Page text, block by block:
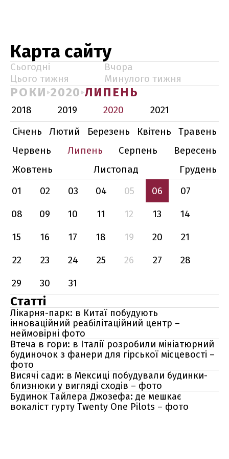
Карта сайту
Сьогодні
Вчора
Цього тижня
Минулого тижня
РОКИ 2020 ЛИПЕНЬ
2018 2019 2020
2021
Січень
Лютий Березень Квітень
Травень
Червень
Липень Серпень
Вересень
Жовтень
Листопад
Грудень
01
02 03 04 05 06
07
08
09 10 11 12 13
14
15
16 17 18 19 20
21
22
23 24 25 26 27
28
29
30 31
Статті
Лікарня-парк: в Китаї побудують
інноваційний реабілітаційний центр –
неймовірні фото
Втеча в гори: в Італії розробили мініатюрний
будиночок з фанери для гірської місцевості –
фото
Висячі сади: в Мексиці побудували будинки-
близнюки у вигляді сходів – фото
Будинок Тайлера Джозефа: де мешкає
вокаліст гурту Twenty One Pilots – фото